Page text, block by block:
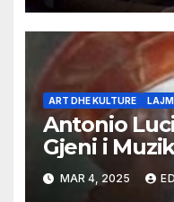
ART DHE KULTURE
Antonio
Gjeni i
MAR 4, 2025